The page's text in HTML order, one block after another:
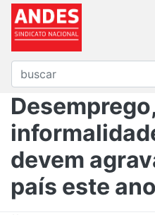
Desemprego,
devem
país este ano